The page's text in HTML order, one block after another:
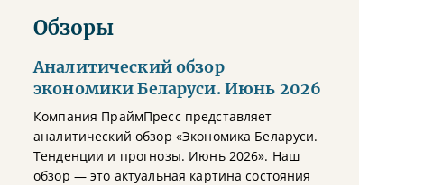
Обзоры
Аналитический обзор
экономики Беларуси. Июнь 2026
Компания ПраймПресс представляет
аналитический обзор «Экономика Беларуси.
Тенденции и прогнозы. Июнь 2026». Наш
обзор — это актуальная картина состояния